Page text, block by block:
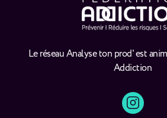
Le réseau Analyse ton prod' est
Addiction